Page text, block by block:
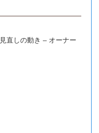
直しの動き – オーナー